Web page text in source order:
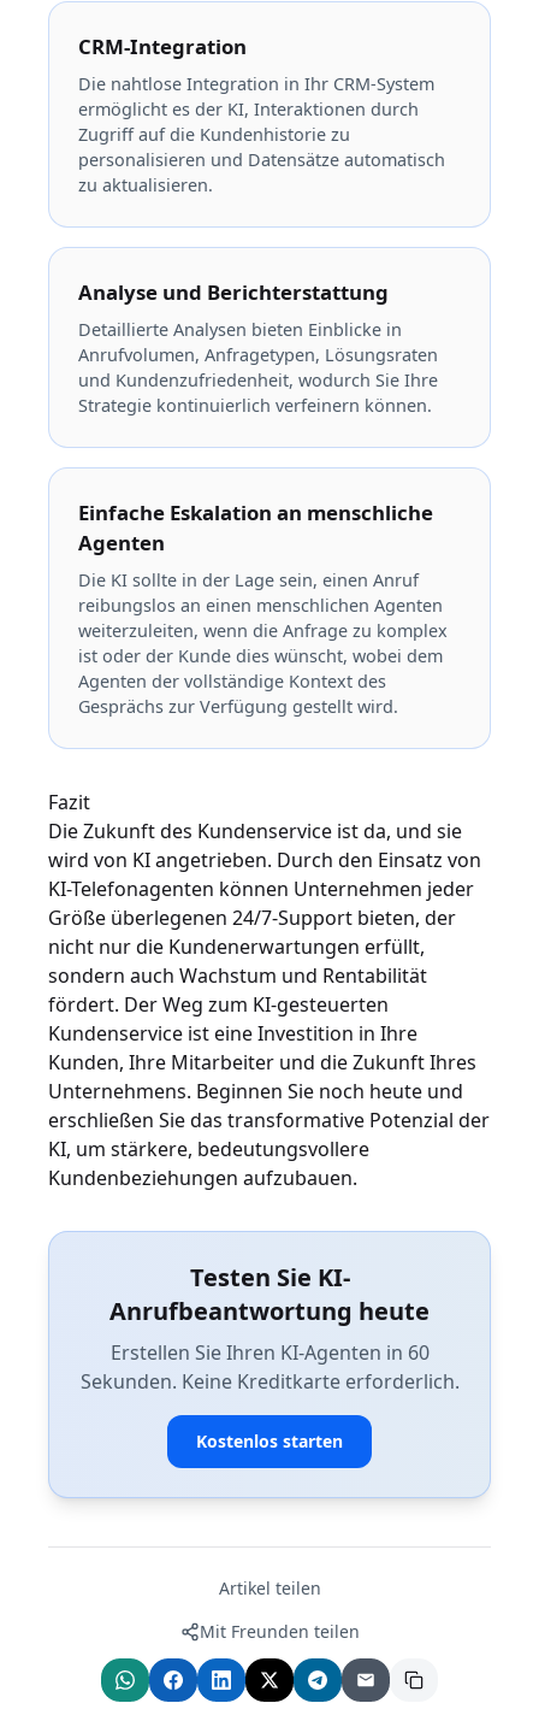
CRM-Integration
Die nahtlose Integration in Ihr CRM-System
ermöglicht es der KI, Interaktionen durch
Zugriff auf die Kundenhistorie zu
personalisieren und Datensätze automatisch
zu aktualisieren.
Analyse und Berichterstattung
Detaillierte Analysen bieten Einblicke in
Anrufvolumen, Anfragetypen, Lösungsraten
und Kundenzufriedenheit, wodurch Sie Ihre
Strategie kontinuierlich verfeinern können.
Einfache Eskalation an menschliche
Agenten
Die KI sollte in der Lage sein, einen Anruf
reibungslos an einen menschlichen Agenten
weiterzuleiten, wenn die Anfrage zu komplex
ist oder der Kunde dies wünscht, wobei dem
Agenten der vollständige Kontext des
Gesprächs zur Verfügung gestellt wird.
Fazit
Die Zukunft des Kundenservice ist da, und sie
wird von KI angetrieben. Durch den Einsatz von
KI-Telefonagenten können Unternehmen jeder
Größe überlegenen 24/7-Support bieten, der
nicht nur die Kundenerwartungen erfüllt,
sondern auch Wachstum und Rentabilität
fördert. Der Weg zum KI-gesteuerten
Kundenservice ist eine Investition in Ihre
Kunden, Ihre Mitarbeiter und die Zukunft Ihres
Unternehmens. Beginnen Sie noch heute und
erschließen Sie das transformative Potenzial der
KI, um stärkere, bedeutungsvollere
Kundenbeziehungen aufzubauen.
Testen Sie KI-
Anrufbeantwortung heute
Erstellen Sie Ihren KI-Agenten in 60
Sekunden. Keine Kreditkarte erforderlich.
Kostenlos starten
Artikel teilen
Mit Freunden teilen